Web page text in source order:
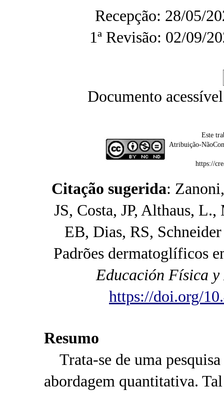
Recepção: 28/05/
1ª Revisão: 02/09/
Documento
Este
Atribuição-
https://
Citação sugerida:
JS, Costa, JP, Althaus,
EB, Dias, RS,
Padrões dermatoglíficos
Educación Física y
https://doi.org/
Resumo
Trata-se de uma
abordagem quantitativa.